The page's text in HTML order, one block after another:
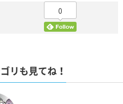
0
リも見てね！